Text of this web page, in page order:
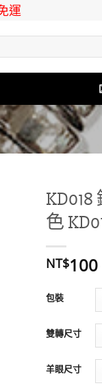
運
色
NT$100
包裝
雙轉尺寸
羊眼尺寸